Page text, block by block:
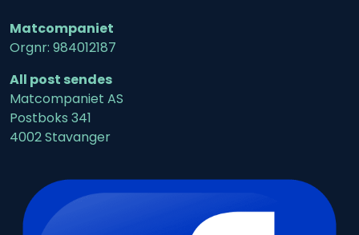
Matcompaniet
Orgnr: 984012187
All post sendes
Matcompaniet AS
Postboks 341
4002 Stavanger